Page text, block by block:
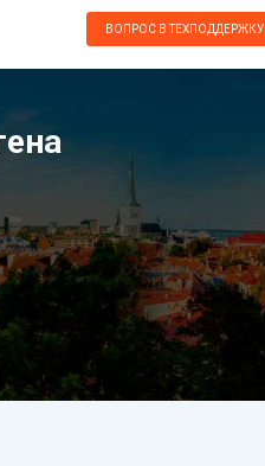
ВОПРОС В ТЕХПОДДЕРЖКУ